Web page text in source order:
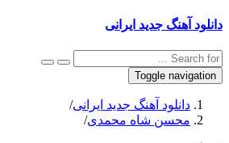
جدید ایرانی
Toggle
آهنگ جدید ایرانی/
شاه محمدی/